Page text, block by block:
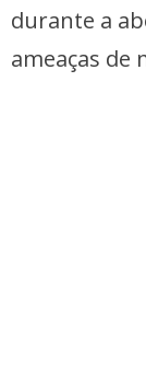
durante a
ameaças